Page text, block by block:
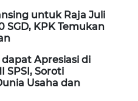
untuk Raja Juli
SGD, KPK Temukan
Apresiasi di
SPSI, Soroti
Usaha dan